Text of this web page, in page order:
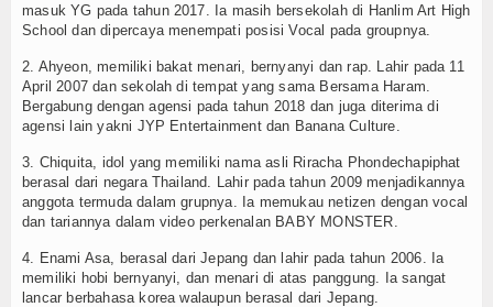
masuk YG pada tahun 2017. Ia masih bersekolah di Hanlim Art High
School dan dipercaya menempati posisi Vocal pada groupnya.
2. Ahyeon, memiliki bakat menari, bernyanyi dan rap. Lahir pada 11
April 2007 dan sekolah di tempat yang sama Bersama Haram.
Bergabung dengan agensi pada tahun 2018 dan juga diterima di
agensi lain yakni JYP Entertainment dan Banana Culture.
3. Chiquita, idol yang memiliki nama asli Riracha Phondechapiphat
berasal dari negara Thailand. Lahir pada tahun 2009 menjadikannya
anggota termuda dalam grupnya. Ia memukau netizen dengan vocal
dan tariannya dalam video perkenalan BABY MONSTER.
4. Enami Asa, berasal dari Jepang dan lahir pada tahun 2006. Ia
memiliki hobi bernyanyi, dan menari di atas panggung. Ia sangat
lancar berbahasa korea walaupun berasal dari Jepang.